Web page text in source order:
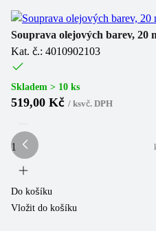
Souprava olejových barev, 20
Kat. č.: 4010902103
Skladem > 10 ks
519,00 Kč / ksvč. DPH
Do košíku
Vložit do košíku